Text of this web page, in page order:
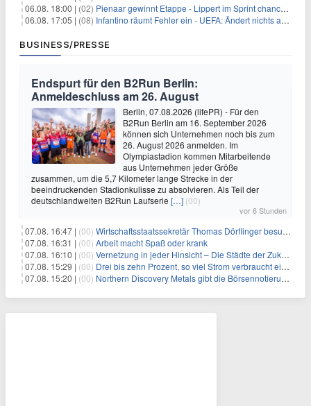
06.08. 18:00 | (02) Pienaar gewinnt Etappe - Lippert im Sprint chancenlos
06.08. 17:05 | (08) Infantino räumt Fehler ein - UEFA: Ändert nichts an Boykott
BUSINESS/PRESSE
Endspurt für den B2Run Berlin:
Anmeldeschluss am 26. August
Berlin, 07.08.2026 (lifePR) - Für den
B2Run Berlin am 16. September 2026
können sich Unternehmen noch bis zum
26. August 2026 anmelden. Im
Olympiastadion kommen Mitarbeitende
aus Unternehmen jeder Größe
zusammen, um die 5,7 Kilometer lange Strecke in der
beeindruckenden Stadionkulisse zu absolvieren. Als Teil der
deutschlandweiten B2Run Laufserie […] (00)
vor 6 Stunden
07.08. 16:47 | (00) Wirtschaftsstaatssekretär Thomas Dörflinger besucht Handwerksbetrieb im Kammerbezirk Freiburg
07.08. 16:31 | (00) Arbeit macht Spaß oder krank
07.08. 16:10 | (00) Vernetzung in jeder Hinsicht – Die Städte der Zukunft sind grün-blau
07.08. 15:29 | (00) Drei bis zehn Prozent, so viel Strom verbraucht ein Aufzug im Gebäude
07.08. 15:20 | (00) Northern Discovery Metals gibt die Börsennotierung an der Frankfurter Wertpapierbörse bekannt